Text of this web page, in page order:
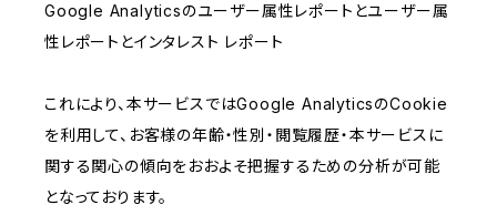
Google Analyticsのユーザー属性レポートとユーザー属
性レポートとインタレスト レポート
これにより、本サービスではGoogle AnalyticsのCookie
を利用して、お客様の年齢・性別・閲覧履歴・本サービスに
関する関心の傾向をおおよそ把握するための分析が可能
となっております。